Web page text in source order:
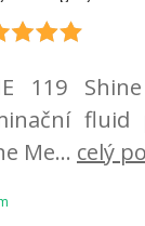
119
fluid
Me... celý